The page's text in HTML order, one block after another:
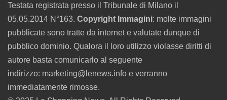
Testata registrata presso il Tribunale di Milano il
05.05.2014 N°163. Copyright Immagini: molte immagini
pubblicate sono tratte da internet e valutate dunque di
pubblico dominio. Qualora il loro utilizzo violasse diritti di
autore basta comunicarlo al seguente
indirizzo: marketing@lenews.info e verranno
immediatamente rimosse.